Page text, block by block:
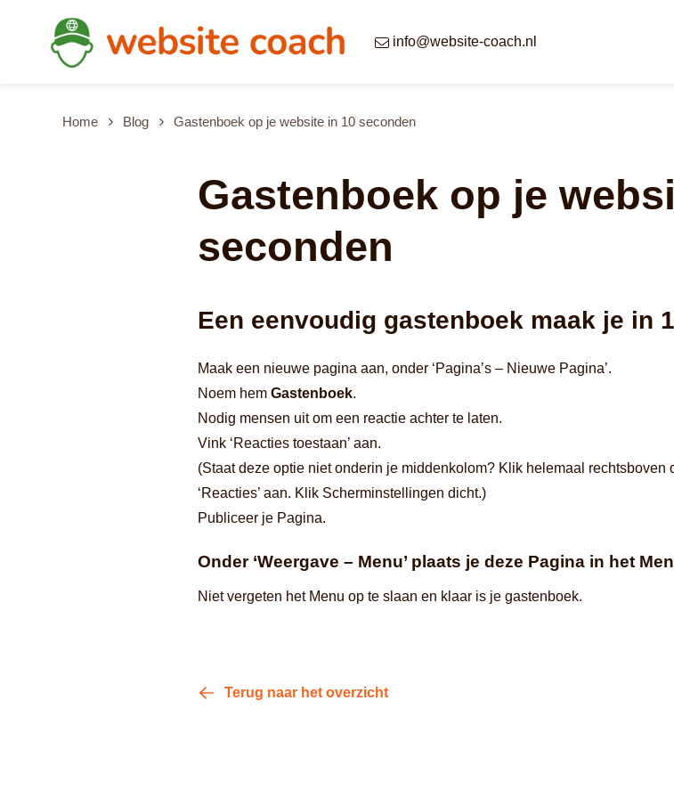
Overslaan en naar de inhoud gaan
info@website-coach.nl
Home Blog Gastenboek op je website in 10 seconden
Gastenboek op je
seconden
Een eenvoudig gastenboek maak je in
Maak een nieuwe pagina aan, onder ‘Pagina’s – Nieuwe Pagina’.
Noem hem Gastenboek.
Nodig mensen uit om een reactie achter te laten.
Vink ‘Reacties toestaan’ aan.
(Staat deze optie niet onderin je middenkolom? Klik helemaal
‘Reacties’ aan. Klik Scherminstellingen dicht.)
Publiceer je Pagina.
Onder ‘Weergave – Menu’ plaats je deze Pagina in het
Niet vergeten het Menu op te slaan en klaar is je gastenboek.
Terug naar het overzicht